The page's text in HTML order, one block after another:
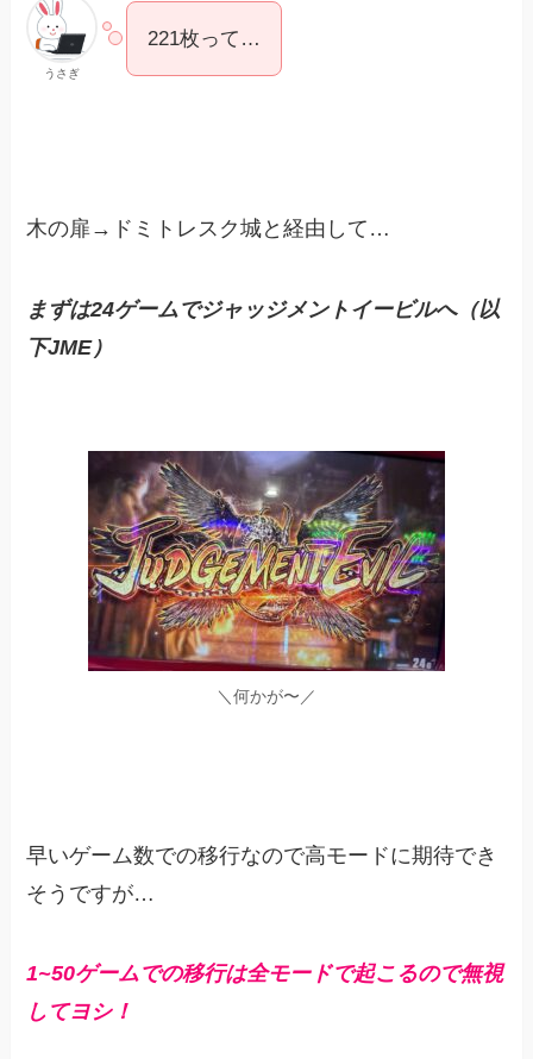
うさぎ
221枚って…
木の扉→ドミトレスク城と経由して…
まずは24ゲームでジャッジメントイービルへ（以
下JME）
＼何かが〜／
早いゲーム数での移行なので高モードに期待でき
そうですが…
1~50ゲームでの移行は全モードで起こるので無視
してヨシ！